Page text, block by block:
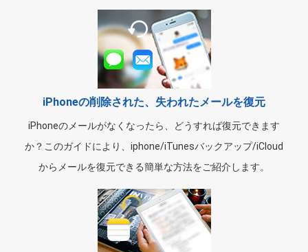
iPhoneの削除された、失われたメールを復元
iPhoneのメールがなくなったら、どうすれば復元できます
か？このガイドにより、iphone/iTunesバックアップ/iCloud
からメールを復元できる簡単な方法をご紹介します。